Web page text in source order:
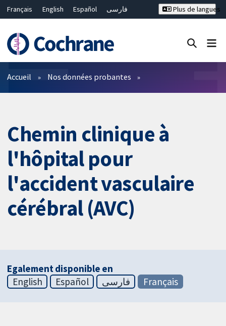
Français English Español
فارسی
Bahasa Malaysia
ไทย
繁體中文
简体中文
Plus de langues
Filtres
Accueil Nos données probantes
Chemin clinique à
l'hôpital pour
l'accident vasculaire
cérébral (AVC)
Egalement disponible en
English
Español فارسی Français